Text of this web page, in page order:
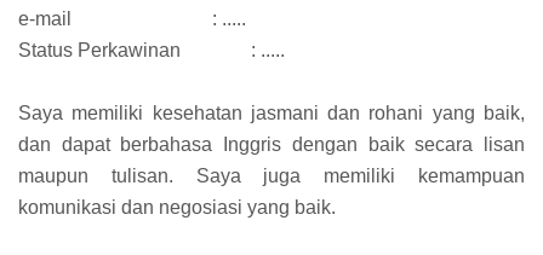
e-mail
: .....
Status Perkawinan
: .....
Saya memiliki kesehatan jasmani dan rohani yang baik,
dan dapat berbahasa Inggris dengan baik secara lisan
maupun tulisan. Saya juga memiliki kemampuan
komunikasi dan negosiasi yang baik.